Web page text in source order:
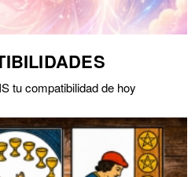
tu compatibilidad de hoy